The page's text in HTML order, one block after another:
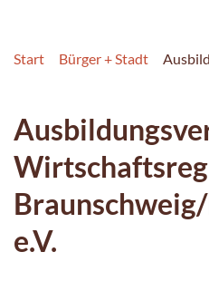
Start Bürger + Stadt
e.V.